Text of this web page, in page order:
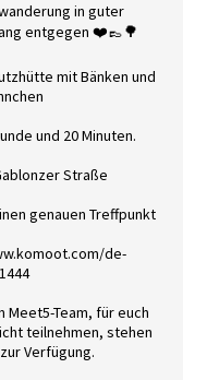
in guter
entgegen ❤️👞🌳
mit Bänken und
und 20 Minuten.
Straße
genauen Treffpunkt
de-
Meet5-Team, für euch
teilnehmen, stehen
Verfügung.